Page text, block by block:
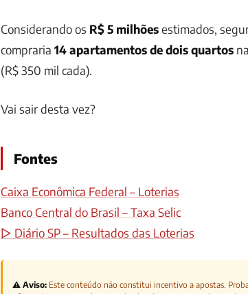
Considerando os R$ 5 milhõesestimados,
compraria 14 apartamentos de dois quartos
(R$ 350 mil cada).
Vai sair desta vez?
Fontes
Caixa Econômica Federal – Loterias
Banco Central do Brasil – Taxa Selic
▷ Diário SP – Resultados das Loterias
⚠️ Aviso: Este conteúdo não constitui incentivo a apostas.